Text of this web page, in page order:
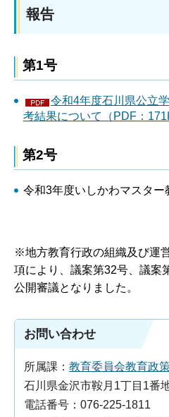
報告
第1号
令和4年度石川県公立
考結果について（PDF：
第2号
令和3年度いしかわマスター
※地方教育行政の組織及び運
項により、議案第32号、議案
公開審議となりました。
お問い合わせ
所属課： 教育委員会教育政
石川県金沢市鞍月1丁目1番
電話番号：076-225-1811